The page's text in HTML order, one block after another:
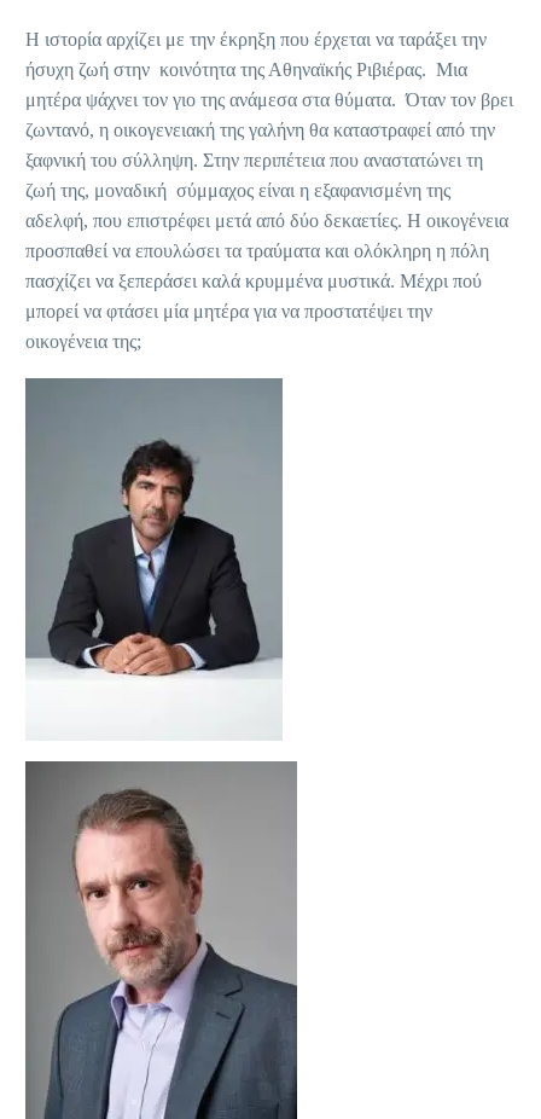
Η ιστορία αρχίζει με την έκρηξη που έρχεται να ταράξει την
ήσυχη ζωή στην κοινότητα της Αθηναϊκής Ριβιέρας. Μια
μητέρα ψάχνει τον γιο της ανάμεσα στα θύματα. Όταν τον βρει
ζωντανό, η οικογενειακή της γαλήνη θα καταστραφεί από την
ξαφνική του σύλληψη. Στην περιπέτεια που αναστατώνει τη
ζωή της, μοναδική σύμμαχος είναι η εξαφανισμένη της
αδελφή, που επιστρέφει μετά από δύο δεκαετίες. Η οικογένεια
προσπαθεί να επουλώσει τα τραύματα και ολόκληρη η πόλη
πασχίζει να ξεπεράσει καλά κρυμμένα μυστικά. Μέχρι πού
μπορεί να φτάσει μία μητέρα για να προστατέψει την
οικογένεια της;